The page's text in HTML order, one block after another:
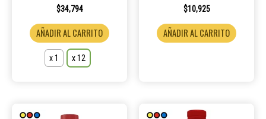
$34,794
AÑADIR AL CARRITO
producto
x 1 x 12
$10,925
AÑADIR AL CARRITO